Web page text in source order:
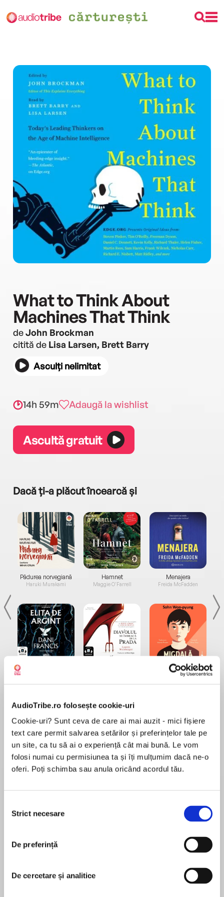
AudioTribe.ro folosește cookie-uri
Cookie-uri? Sunt ceva de care ai mai auzit - mici fișiere
text care permit salvarea setărilor și preferințelor tale pe
un site, ca tu să ai o experiență cât mai bună. Le vom
folosi numai cu permisiunea ta și îți mulțumim dacă ne-o
oferi. Poți schimba sau anula oricând acordul tău.
consimțământului
Strict necesare
De preferință
De cercetare și analitice
What to Think About
Machines That Think
deJohn Brockman
citită de Lisa Larsen, Brett Barry
Asculți nelimitat
14h 59m Adaugă la wishlist
Ascultă gratuit
Dacă ți-a plăcut încearcă și
Pădurea norvegiană
Haruki Murakami
Elita de Argint (Elita
Hamnet
Maggie O'Farrell
Menajera
Freida McFadden
Migdală
Sohn Won-pyung
Desprecarte
Weighing in from the cutting-edge frontiers of
science, today’s most forward-thinking minds
explore the rise of “machines that think.”
noting, “The development of full artificial
intelligence could spell the end of the human
race.” Others, conversely, have trumpeted a
new age of “superintelligence” in which smart
capacities. No longer just a matter of science-
fiction fantasy (2001, Blade Runner, The
MAI MULT
În acest moment nu există recenzii
John Brockman